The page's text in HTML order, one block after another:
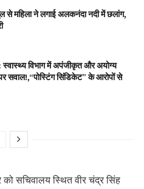
से महिला ने लगाई अलकनंदा नदी में छलांग,
विभाग में अपंजीकृत और अयोग्य
सवाल!,“पोस्टिंग सिंडिकेट” के आरोपों से
को सचिवालय स्थित वीर चंद्र सिंह